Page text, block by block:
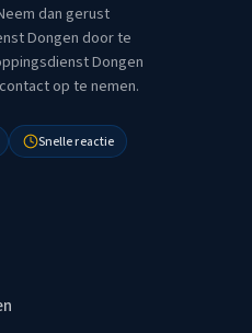
dan gerust
Dongen door te
Dongen
op te nemen.
Snelle reactie